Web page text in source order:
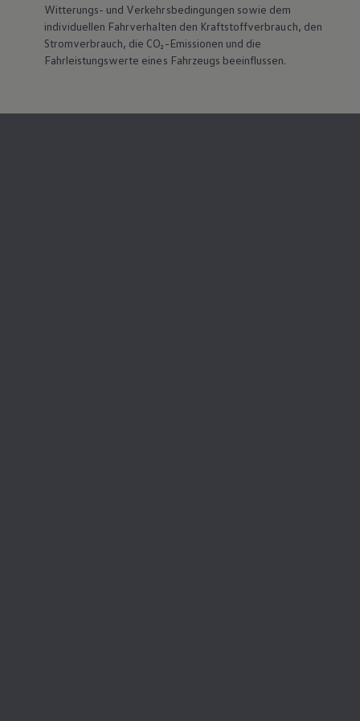
Magazin
Lifestyle
Transport
Familie
Elektromobilität
Volkswagen Kundenbetreuung
Witterungs- und Verkehrsbedingungen sowie dem
individuellen Fahrverhalten den Kraftstoffverbrauch, den
Stromverbrauch, die CO₂-Emissionen und die
Fahrleistungswerte eines Fahrzeugs beeinflussen.